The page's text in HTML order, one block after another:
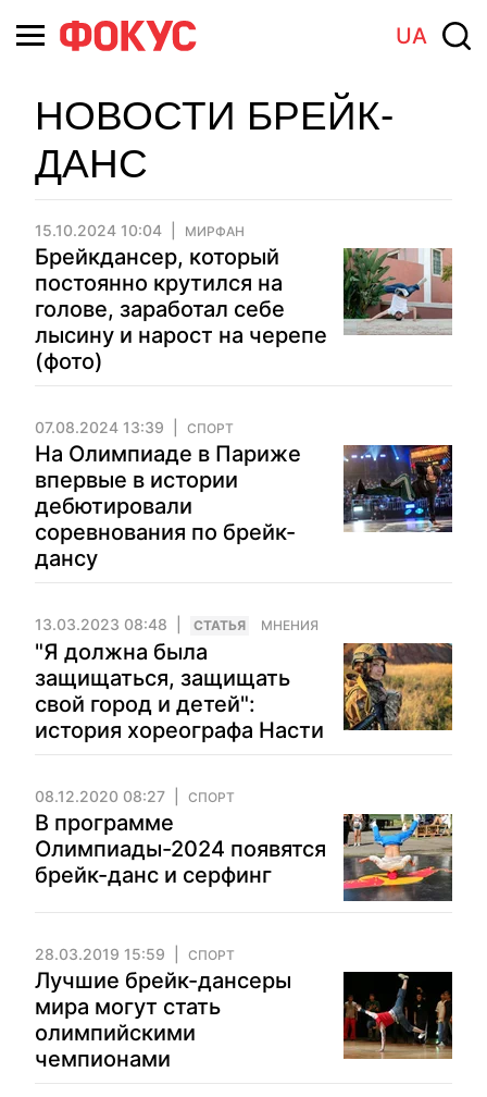
UA
НОВОСТИ БРЕЙК-
ДАНС
15.10.2024 10:04 МИРФАН
Брейкдансер, который
постоянно крутился на
голове, заработал себе
лысину и нарост на черепе
(фото)
07.08.2024 13:39 СПОРТ
На Олимпиаде в Париже
впервые в истории
дебютировали
соревнования по брейк-
дансу
13.03.2023 08:48 CТАТЬЯ МНЕНИЯ
"Я должна была
защищаться, защищать
свой город и детей":
история хореографа Насти
08.12.2020 08:27 СПОРТ
В программе
Олимпиады-2024 появятся
брейк-данс и серфинг
28.03.2019 15:59 СПОРТ
Лучшие брейк-дансеры
мира могут стать
олимпийскими
чемпионами